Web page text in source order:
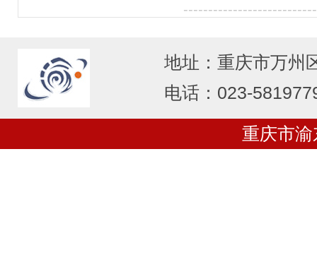
地址：重庆市万州
电话：023-
重庆市